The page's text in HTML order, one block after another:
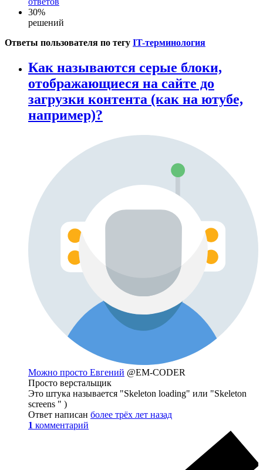
30%
решений
Ответы пользователя по тегу IT-терминология
Как называются серые блоки,
отображающиеся на сайте до
загрузки контента (как на ютубе,
например)?
Можно просто Евгений @EM-CODER
Просто верстальщик
Это штука называется "Skeleton loading" или "Skeleton
screens " )
Ответ написан более трёх лет назад
1 комментарий